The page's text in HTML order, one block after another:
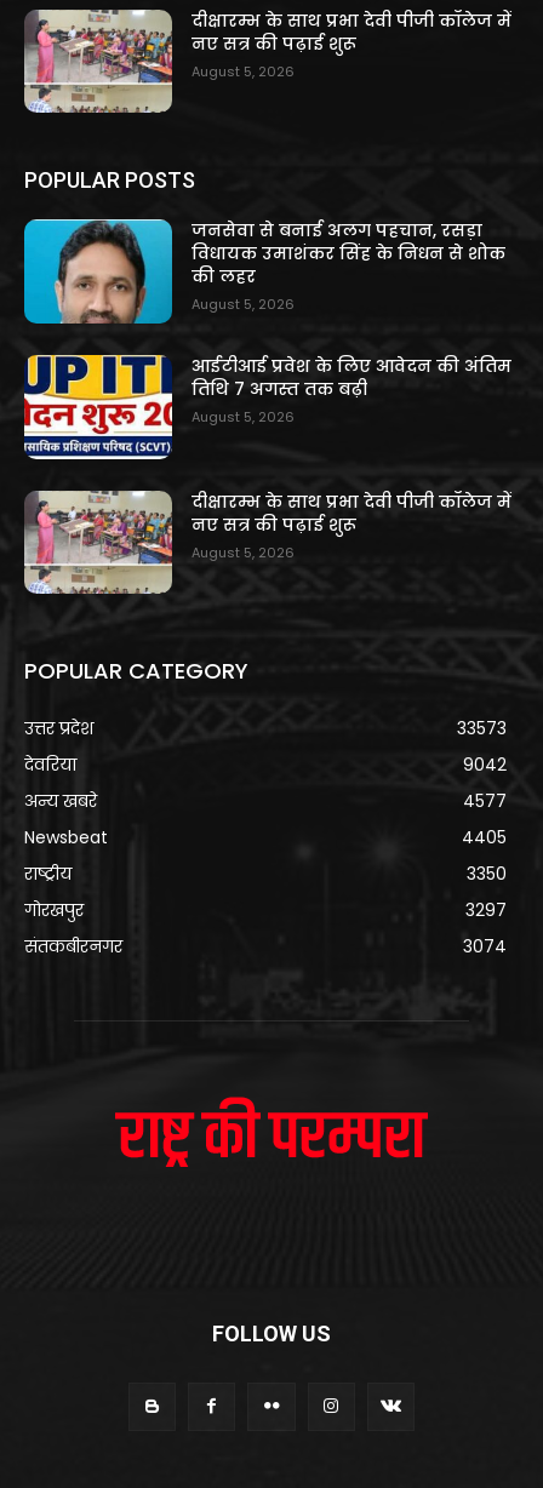
दीक्षारम्भ के साथ प्रभा देवी पीजी कॉलेज में
नए सत्र की पढ़ाई शुरू
August 5, 2026
POPULAR POSTS
जनसेवा से बनाई अलग पहचान, रसड़ा
विधायक उमाशंकर सिंह के निधन से शोक
की लहर
August 5, 2026
आईटीआई प्रवेश के लिए आवेदन की अंतिम
तिथि 7 अगस्त तक बढ़ी
August 5, 2026
दीक्षारम्भ के साथ प्रभा देवी पीजी कॉलेज में
नए सत्र की पढ़ाई शुरू
August 5, 2026
POPULAR CATEGORY
उत्तर प्रदेश
33573
देवरिया
9042
अन्य खबरे
4577
Newsbeat
4405
राष्ट्रीय
3350
गोरखपुर
3297
संतकबीरनगर
3074
FOLLOW US